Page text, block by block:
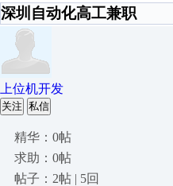
深圳自动化高工兼职
上位机开发
关注 私信
精华：0帖
求助：0帖
帖子：2帖 | 5回